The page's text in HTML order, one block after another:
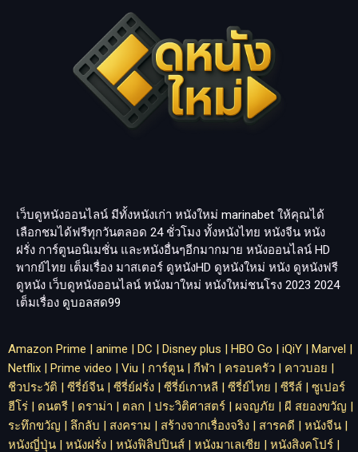
เว็บดูหนังออนไลน์ มีทั้งหนังเก่า หนังใหม่ marinabet ให้คุณได้
เลือกชมได้ฟรีทุกวันตลอด 24 ชั่วโมง ทั้งหนังไทย หนังจีน หนัง
ฝรั่ง การ์ตูนอนิเมชั่น และหนังอื่นๆอีกมากมาย หนังออนไลน์ HD
พากย์ไทย เต็มเรื่อง มาสเตอร์ ดูหนังHD ดูหนังใหม่ หนัง ดูหนังฟรี
ดูหนัง เว็บดูหนังออนไลน์ หนังมาใหม่ หนังใหม่ชนโรง 2023 2024
เต็มเรื่อง ดูบอลสด99
Amazon Prime | anime | DC | Disney plus | HBO Go | iQiY | Marvel |
Netflix | Prime video | Viu | การ์ตูน | กีฬา | ครอบครัว | คาวบอย |
ชีวประวัติ | ซีรี่ย์จีน | ซีรี่ย์ฝรั่ง | ซีรี่ย์เกาหลี | ซีรี่ย์ไทย | ซีรีส์ | ซูเปอร์
ฮีโร่ | ดนตรี | ดราม่า | ตลก | ประวิติศาสตร์ | ผจญภัย | ผี สยองขวัญ |
ระทึกขวัญ | ลึกลับ | สงคราม | สร้างจากเรื่องจริง | สารคดี | หนังจีน |
หนังญี่ปุ่น | หนังฝรั่ง | หนังฟิลิปปินส์ | หนังมาเลเซีย | หนังสิงคโปร์ |